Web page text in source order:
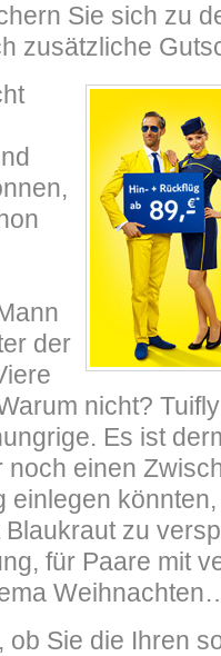
Sie sich zu
zusätzliche
der
nicht?
Es ist
einen
einlegen
zu
für Paare mit
ob Sie die Ihren